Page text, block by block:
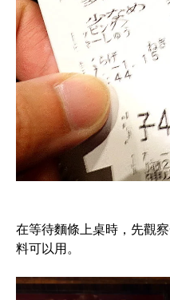
在等待麵條上桌時，先觀
料可以用。